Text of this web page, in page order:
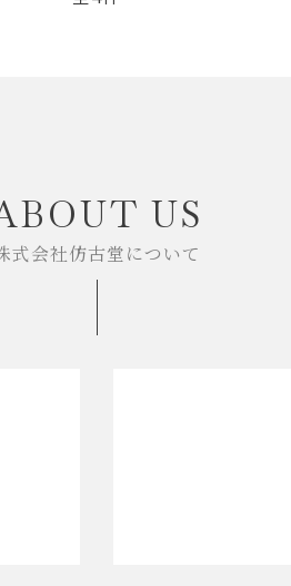
US
式会社仿古堂について